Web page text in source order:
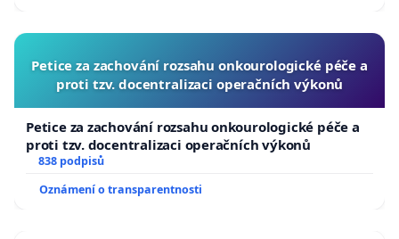
Petice za zachování rozsahu onkourologické péče a
proti tzv. docentralizaci operačních výkonů
Petice za zachování rozsahu onkourologické péče a
proti tzv. docentralizaci operačních výkonů
838 podpisů
Oznámení o transparentnosti